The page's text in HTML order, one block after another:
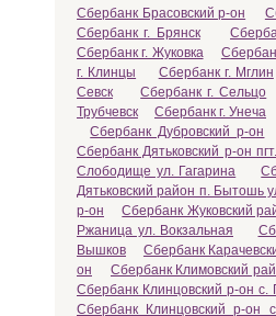
Сбербанк Брасовский р-он
Сбербанк г. Брянск
Сбербанк г. Жуковка
г. Клинцы
Сбербанк г. Мглин
Севск
Сбербанк г. Сельцо
Трубчевск
Сбербанк г. Унеча
Сбербанк Дубровский р-он
Сбербанк Дятьковский р-он
Слободище ул. Гагарина
Дятьковский район п. Бытошь
р-он
Сбербанк Жуковский
Ржаница ул. Вокзальная
Вышков
Сбербанк
он
Сбербанк Климовский
Сбербанк Клинцовский р-он с.
Сбербанк Клинцовский р-он